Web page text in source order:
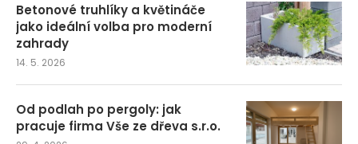
Betonové truhlíky a květináče
jako ideální volba pro moderní
zahrady
14. 5. 2026
Od podlah po pergoly: jak
pracuje firma Vše ze dřeva s.r.o.